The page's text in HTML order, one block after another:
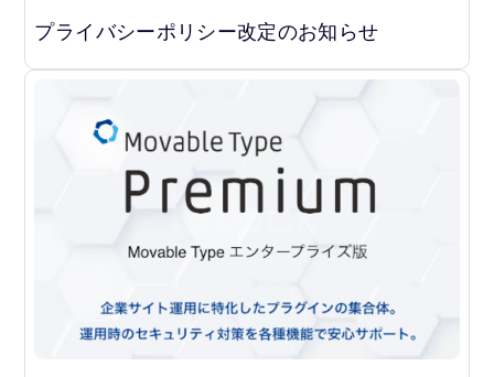
プライバシーポリシー改定のお知らせ